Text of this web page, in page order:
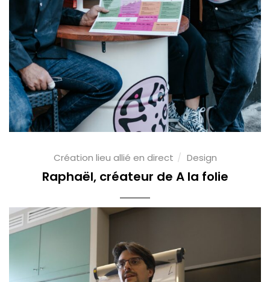
Création lieu allié en direct Design
Raphaël, créateur de A la folie